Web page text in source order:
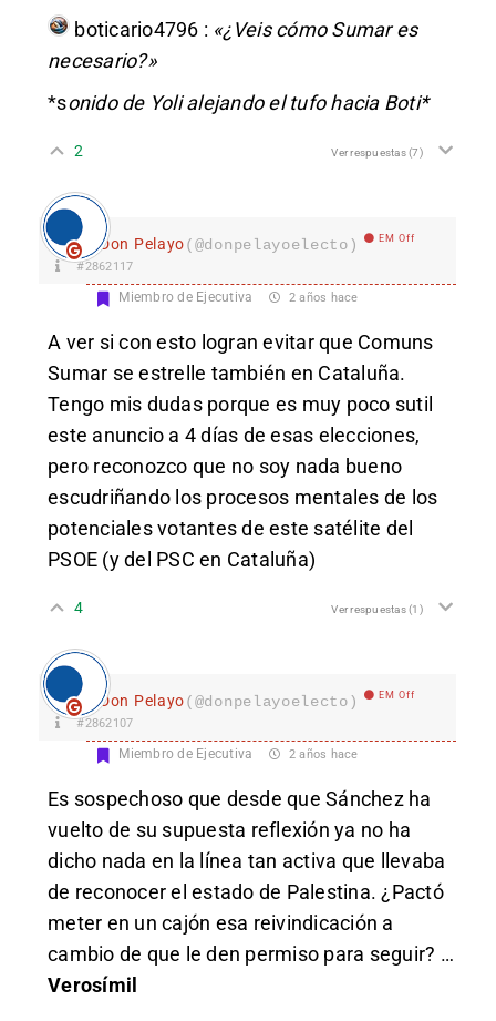
boticario4796 : «¿Veis cómo Sumar es
necesario?»
*sonido de Yoli alejando el tufo hacia Boti*
2 Ver respuestas(7)
Don Pelayo(@donpelayoelecto) EM Off
#2862117
Miembro de Ejecutiva 2 años hace
A ver si con esto logran evitar que Comuns
Sumar se estrelle también en Cataluña.
Tengo mis dudas porque es muy poco sutil
este anuncio a 4 días de esas elecciones,
pero reconozco que no soy nada bueno
escudriñando los procesos mentales de los
potenciales votantes de este satélite del
PSOE (y del PSC en Cataluña)
4 Ver respuestas(1)
Don Pelayo(@donpelayoelecto) EM Off
#2862107
Miembro de Ejecutiva 2 años hace
Es sospechoso que desde que Sánchez ha
vuelto de su supuesta reflexión ya no ha
dicho nada en la línea tan activa que llevaba
de reconocer el estado de Palestina. ¿Pactó
meter en un cajón esa reivindicación a
cambio de que le den permiso para seguir? …
Verosímil